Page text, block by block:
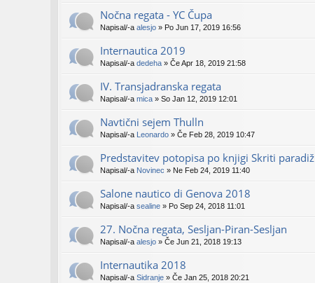
Nočna regata - YC Čupa
Napisal/-a alesjo » Po Jun 17, 2019 16:56
Internautica 2019
Napisal/-a dedeha » Če Apr 18, 2019 21:58
IV. Transjadranska regata
Napisal/-a mica » So Jan 12, 2019 12:01
Navtični sejem Thulln
Napisal/-a Leonardo » Če Feb 28, 2019 10:47
Predstavitev potopisa po knjigi Skriti paradiž
Napisal/-a Novinec » Ne Feb 24, 2019 11:40
Salone nautico di Genova 2018
Napisal/-a sealine » Po Sep 24, 2018 11:01
27. Nočna regata, Sesljan-Piran-Sesljan
Napisal/-a alesjo » Če Jun 21, 2018 19:13
Internautika 2018
Napisal/-a Sidranje » Če Jan 25, 2018 20:21